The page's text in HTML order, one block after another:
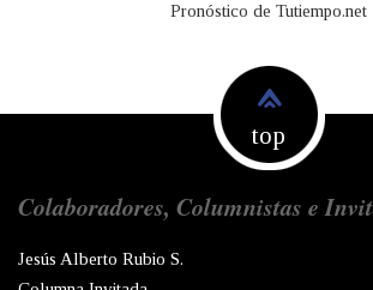
Pronóstico de Tutiempo.net
top
Colaboradores, Columnistas e
Jesús Alberto Rubio S.